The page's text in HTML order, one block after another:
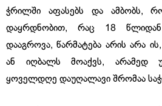
ჭრილში აფასებს და ამბობს,
დაყრდნობით, რაც 18 წლიდან
დააგროვა, წარმატება არის არა
ან იღბალს მოაქვს, არამედ
ყოველდღე დაუღალავი შრომაა